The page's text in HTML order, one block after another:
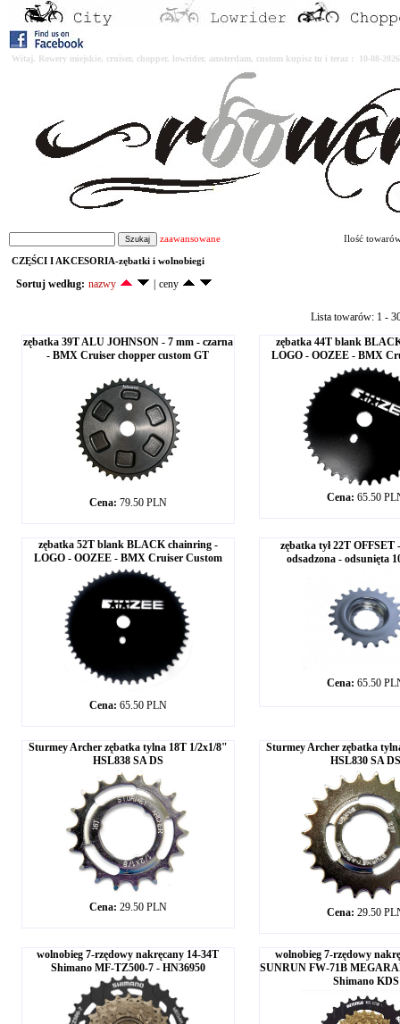
Witaj. Rowery miejskie, cruiser, chopper, lowrider, amsterdam, custom kupisz tu i teraz : 10-08-
zaawansowane Ilość
CZĘŚCI I AKCESORIA-zębatki i wolnobiegi
Sortuj według: nazwy ceny
Lista towarów: 1 -
zębatka 39T ALU JOHNSON - 7 mm - czarna
- BMX Cruiser chopper custom GT
Cena: 79.50 PLN
zębatka 44T blank
LOGO - OOZEE - BMX
Cena: 65.50
zębatka 52T blank BLACK chainring -
LOGO - OOZEE - BMX Cruiser Custom
Cena: 65.50 PLN
zębatka tył 22T OFFSET
odsadzona - odsunięta
Cena: 65.50
Sturmey Archer zębatka tylna 18T 1/2x1/8"
HSL838 SA DS
Cena: 29.50 PLN
Sturmey Archer zębatka
HSL830 SA DS
Cena: 29.50
wolnobieg 7-rzędowy nakręcany 14-34T
Shimano MF-TZ500-7 - HN36950
wolnobieg 7-rzędowy
SUNRUN FW-71B
Shimano KDS